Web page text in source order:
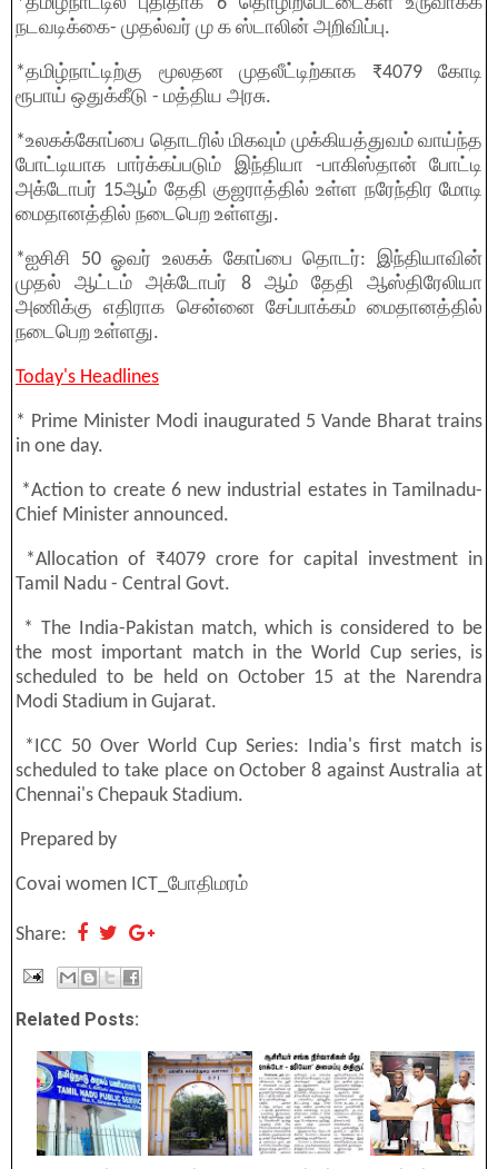
நடவடிக்கை- முதல்வர் மு க ஸ்டாலின் அறிவிப்பு.
*தமிழ்நாட்டிற்கு மூலதன முதலீட்டிற்காக ₹4079 கோடி
ரூபாய் ஒதுக்கீடு - மத்திய அரசு.
*உலகக்கோப்பை தொடரில் மிகவும் முக்கியத்துவம் வாய்ந்த
போட்டியாக பார்க்கப்படும் இந்தியா -பாகிஸ்தான் போட்டி
அக்டோபர் 15ஆம் தேதி குஜராத்தில் உள்ள நரேந்திர மோடி
மைதானத்தில் நடைபெற உள்ளது.
*ஐசிசி 50 ஓவர் உலகக் கோப்பை தொடர்: இந்தியாவின்
முதல் ஆட்டம் அக்டோபர் 8 ஆம் தேதி ஆஸ்திரேலியா
அணிக்கு எதிராக சென்னை சேப்பாக்கம் மைதானத்தில்
நடைபெற உள்ளது.
Today's Headlines
* Prime Minister Modi inaugurated 5 Vande Bharat trains
in one day.
*Action to create 6 new industrial estates in Tamilnadu-
Chief Minister announced.
*Allocation of ₹4079 crore for capital investment in
Tamil Nadu - Central Govt.
* The India-Pakistan match, which is considered to be
the most important match in the World Cup series, is
scheduled to be held on October 15 at the Narendra
Modi Stadium in Gujarat.
*ICC 50 Over World Cup Series: India's first match is
scheduled to take place on October 8 against Australia at
Chennai's Chepauk Stadium.
Prepared by
Covai women ICT_போதிமரம்
Share:
Related Posts: